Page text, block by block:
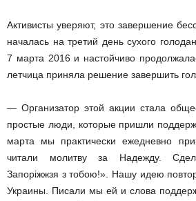
Активисты уверяют, это завершение
началась на третий день сухого
7 марта 2016 и настойчиво
летчица приняла решение завершить
— Организатор этой акции стала
простые люди, которые пришли
марта мы практически ежедневно
читали молитву за Надежду.
Запоріжжзя з тобою!». Нашу идею
Украины. Писали мы ей и слова